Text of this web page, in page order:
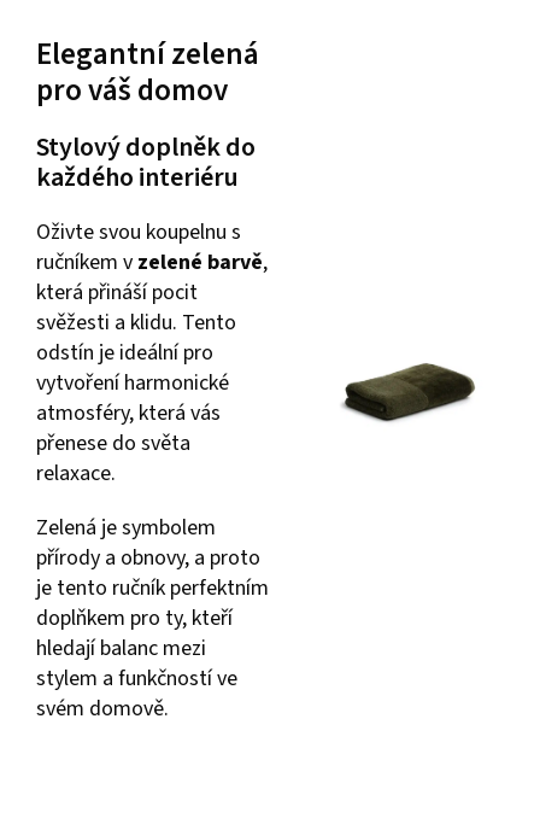
Elegantní zelená
pro váš domov
Stylový doplněk do
každého interiéru
Oživte svou koupelnu s
ručníkem v zelené barvě,
která přináší pocit
svěžesti a klidu. Tento
odstín je ideální pro
vytvoření harmonické
atmosféry, která vás
přenese do světa
relaxace.
Zelená je symbolem
přírody a obnovy, a proto
je tento ručník perfektním
doplňkem pro ty, kteří
hledají balanc mezi
stylem a funkčností ve
svém domově.